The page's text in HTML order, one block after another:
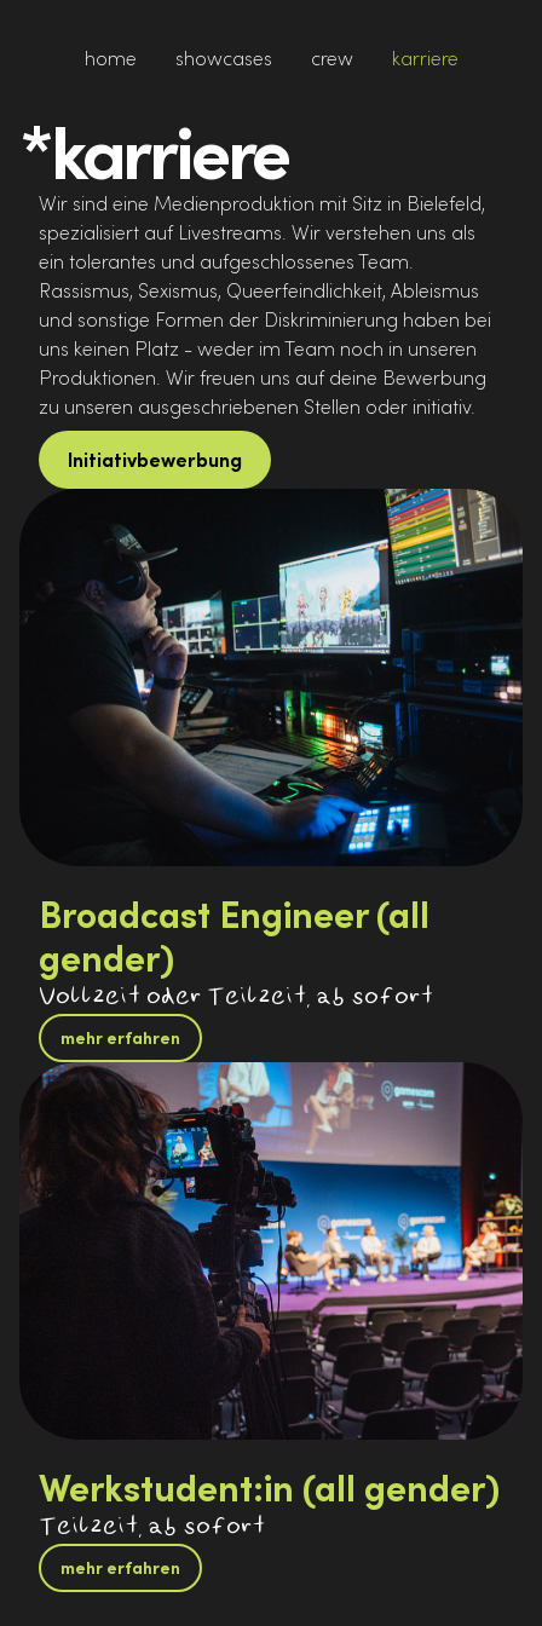
home showcases crew karriere
*karriere
Wir sind eine Medienproduktion mit Sitz in Bielefeld,
spezialisiert auf Livestreams. Wir verstehen uns als
ein tolerantes und aufgeschlossenes Team.
Rassismus, Sexismus, Queerfeindlichkeit, Ableismus
und sonstige Formen der Diskriminierung haben bei
uns keinen Platz - weder im Team noch in unseren
Produktionen. Wir freuen uns auf deine Bewerbung
zu unseren ausgeschriebenen Stellen oder initiativ.
Initiativbewerbung
Broadcast Engineer (all
gender)
Vollzeit oder Teilzeit, ab sofort
mehr erfahren
Werkstudent:in (all gender)
Teilzeit, ab sofort
mehr erfahren